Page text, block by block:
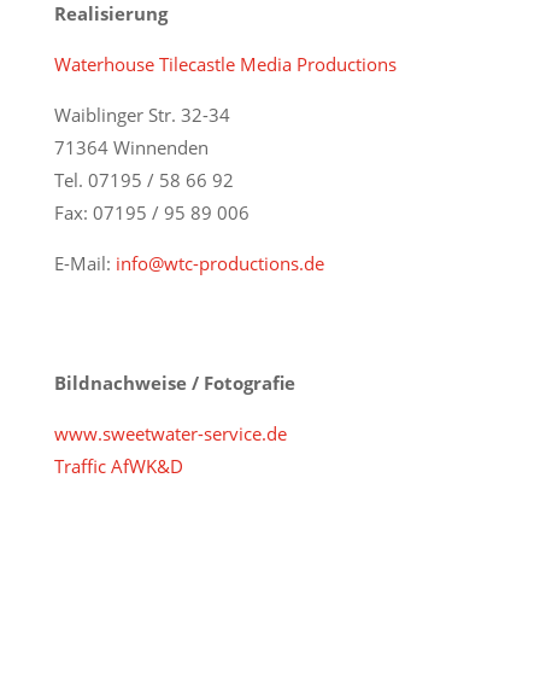
Realisierung
Waterhouse Tilecastle Media Productions
Waiblinger Str. 32-34
71364 Winnenden
Tel. 07195 / 58 66 92
Fax: 07195 / 95 89 006
E-Mail: info@wtc-productions.de
Bildnachweise / Fotografie
www.sweetwater-service.de
Traffic AfWK&D